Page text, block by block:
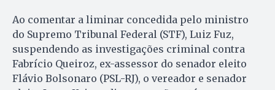
Ao comentar a liminar concedida pelo ministro
do Supremo Tribunal Federal (STF), Luiz Fuz,
suspendendo as investigações criminal contra
Fabrício Queiroz, ex-assessor do senador eleito
Flávio Bolsonaro (PSL-RJ), o vereador e senador